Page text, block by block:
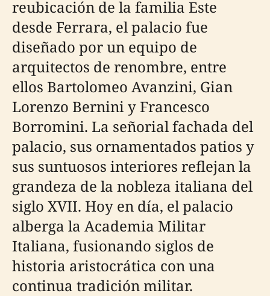
reubicación de la familia Este
desde Ferrara, el palacio fue
diseñado por un equipo de
arquitectos de renombre, entre
ellos Bartolomeo Avanzini, Gian
Lorenzo Bernini y Francesco
Borromini. La señorial fachada del
palacio, sus ornamentados patios y
sus suntuosos interiores reflejan la
grandeza de la nobleza italiana del
siglo XVII. Hoy en día, el palacio
alberga la Academia Militar
Italiana, fusionando siglos de
historia aristocrática con una
continua tradición militar.